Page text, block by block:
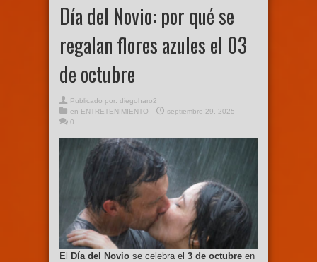
Día del Novio: por qué se
regalan flores azules el 03
de octubre
Publicado por: diegoharo2
en ENTRETENIMIENTO
septiembre 29, 2025
0
El Día del Novio se celebra el 3 de octubre en